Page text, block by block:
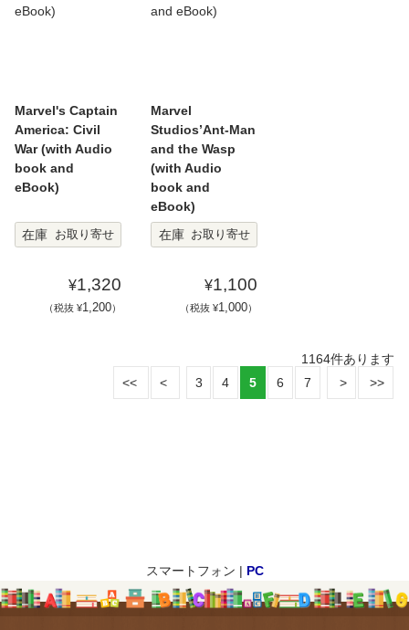
Marvel's Captain
America: Civil
War (with Audio
book and
eBook)
在庫 お取り寄せ
¥1,320
（税抜 ¥1,200）
Marvel
Studios’Ant-Man
and the Wasp
(with Audio
book and
eBook)
在庫
お取り寄せ
¥1,100
（税抜 ¥1,000）
1164件あります
3
4 5 6 7
スマートフォン | PC